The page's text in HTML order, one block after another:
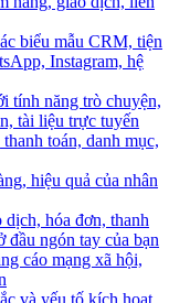
biểu mẫu CRM, tiện
Instagram, hệ
tính năng trò chuyện,
tài liệu trực tuyến
toán, danh mục,
hiệu quả của nhân
hóa đơn, thanh
đầu ngón tay của bạn
cáo mạng xã hội,
và yếu tố kích hoạt